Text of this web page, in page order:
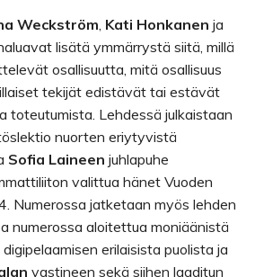
Weckström, Kati Honkanen ja
lisätä ymmärrystä siitä, millä
osallisuutta, mitä osallisuus
tekijät edistävät tai estävät
toteutumista. Lehdessä julkaistaan
nuorten eriytyvistä
Sofia Laineen juhlapuhe
valittua hänet Vuoden
Numerossa jatketaan myös lehden
numerossa aloitettua moniäänistä
erilaisista puolista ja
vastineen sekä siihen laaditun